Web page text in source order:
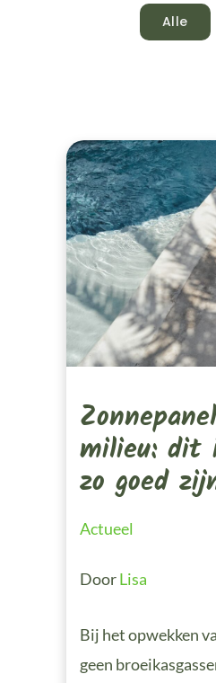
Alle
milieu: dit
zo goed
Actueel
DoorLisa
Bij het opwekken
geen
Zonnepanelen
En
Het
Milieu:
Dit
Is
Waarom
Ze
Zo
Goed
Zijn